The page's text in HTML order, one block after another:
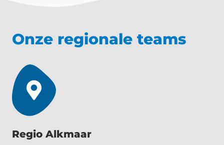
Onze regionale teams
Regio Alkmaar